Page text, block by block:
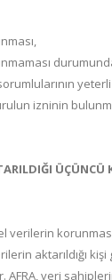
izninin
ÜÇÜNCÜ
verilerin
aktarıldığı kişi
AFRA, veri